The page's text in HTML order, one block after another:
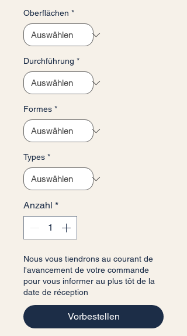
Oberflächen *
Durchführung *
Formes *
Types *
Anzahl *
Nous vous tiendrons au courant de
l'avancement de votre commande
pour vous informer au plus tôt de la
date de réception
Vorbestellen